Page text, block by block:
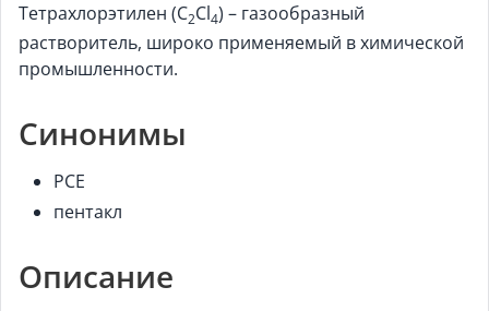
Тетрахлорэтилен (C2Cl4) – газообразный
растворитель, широко применяемый в химической
промышленности.
Синонимы
PCE
пентакл
Описание